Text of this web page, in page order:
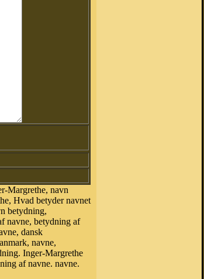
Margrethe, navn
Hvad betyder navnet
betydning,
navne, betydning af
dansk
navne,
Inger-Margrethe
af navne. navne.